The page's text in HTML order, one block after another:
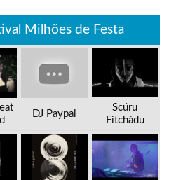
Milhões de Festa
DJ Paypal
Scúru
Fitchádu